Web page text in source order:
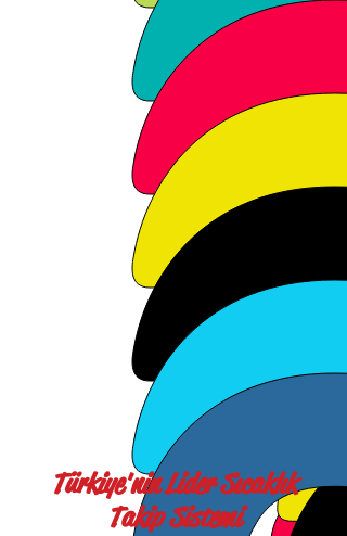
Türkiye'nin Lider Sıcaklık
Takip Sistemi